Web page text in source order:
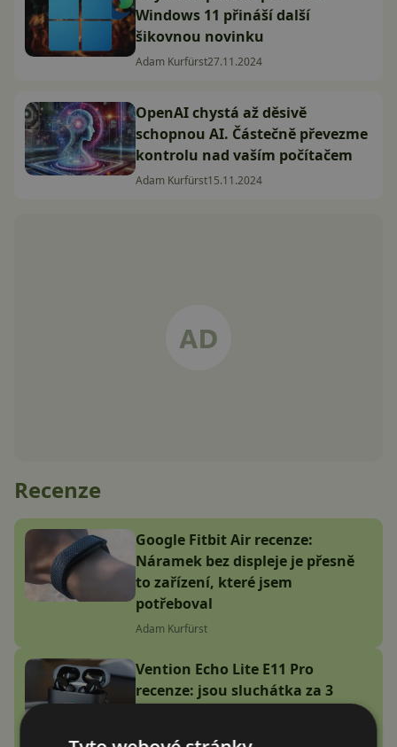
Windows 11 přináší další
šikovnou novinku
Adam Kurfürst27.11.2024
OpenAI chystá až děsivě
schopnou AI. Částečně převezme
kontrolu nad vaším počítačem
Adam Kurfürst15.11.2024
Recenze
Google Fitbit Air recenze:
Náramek bez displeje je přesně
to zařízení, které jsem
potřeboval
Adam Kurfürst
Vention Echo Lite E11 Pro
recenze: jsou sluchátka za 3
Vašek Švec